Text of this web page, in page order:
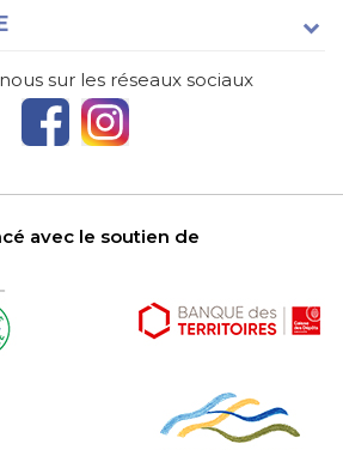
sur les réseaux sociaux
avec le soutien de